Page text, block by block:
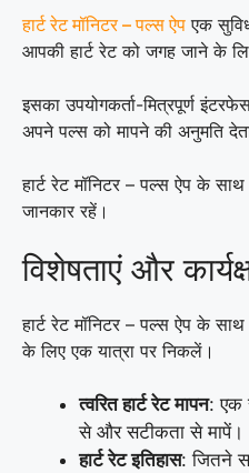
हार्ट रेट मॉनिटर – पल्स ऐप एक
आपकी हार्ट रेट को जगह जाने के
इसका उपयोगकर्ता-मित्रपूर्ण
अपने पल्स को मापने की अनुमति
हार्ट रेट मॉनिटर – पल्स ऐप के
जानकार रहें।
विशेषताएं और
हार्ट रेट मॉनिटर – पल्स ऐप के
के लिए एक यात्रा पर निकलें।
त्वरित हार्ट रेट मापन: एक
से और सटीकता से मापें।
हार्ट रेट इतिहास: जितने